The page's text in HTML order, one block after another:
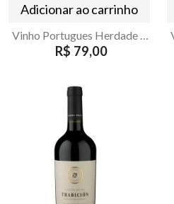
Adicionar ao carrinho
R$ 79,00